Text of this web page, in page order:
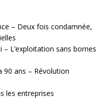
– Deux fois condamnée,
L’exploitation sans bornes
90 ans – Révolution
les entreprises